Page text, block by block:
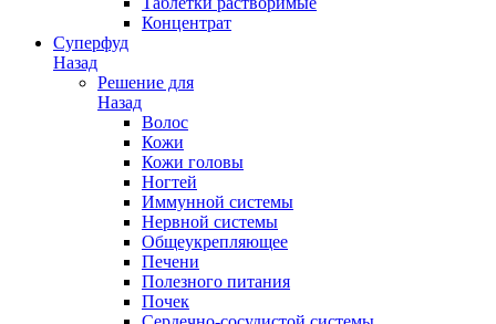
Концентрат
Суперфуд
Назад
Решение для
Назад
Волос
Кожи
Кожи головы
Ногтей
Иммунной системы
Нервной системы
Общеукрепляющее
Печени
Полезного питания
Почек